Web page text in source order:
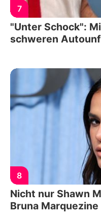
7
"Unter Schock":
schweren
8
Nicht nur Shawn
Bruna Marquezine